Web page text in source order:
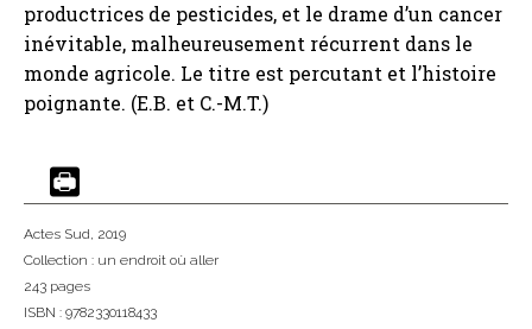
productrices de pesticides, et le drame d’un cancer
inévitable, malheureusement récurrent dans le
monde agricole. Le titre est percutant et l’histoire
poignante. (E.B. et C.-M.T.)
Actes Sud, 2019
Collection : un endroit où aller
243 pages
ISBN : 9782330118433